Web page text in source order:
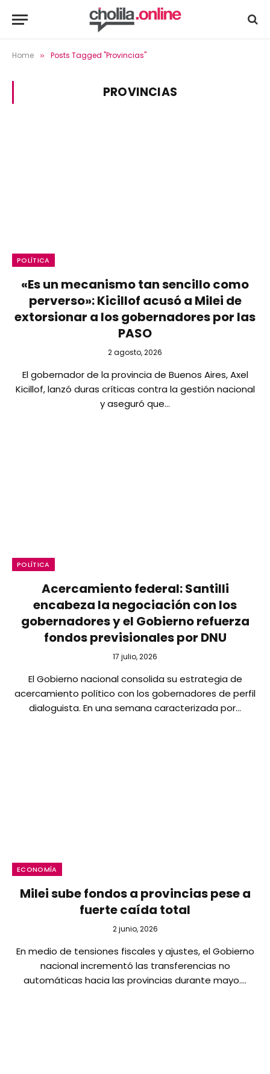
Home » Posts Tagged "Provincias"
PROVINCIAS
POLÍTICA
«Es un mecanismo tan sencillo como
perverso»: Kicillof acusó a Milei de
extorsionar a los gobernadores por las
PASO
2 agosto, 2026
El gobernador de la provincia de Buenos Aires, Axel
Kicillof, lanzó duras críticas contra la gestión nacional
y aseguró que…
POLÍTICA
Acercamiento federal: Santilli
encabeza la negociación con los
gobernadores y el Gobierno refuerza
fondos previsionales por DNU
17 julio, 2026
El Gobierno nacional consolida su estrategia de
acercamiento político con los gobernadores de perfil
dialoguista. En una semana caracterizada por…
ECONOMÍA
Milei sube fondos a provincias pese a
fuerte caída total
2 junio, 2026
En medio de tensiones fiscales y ajustes, el Gobierno
nacional incrementó las transferencias no
automáticas hacia las provincias durante mayo.…